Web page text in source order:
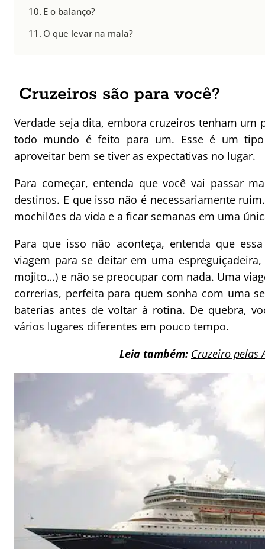
E o balanço?
O que levar na mala?
Cruzeiros são para você?
Verdade seja dita, embora cruzeiros tenham
todo mundo é feito para um. Esse é um
aproveitar bem se tiver as expectativas no lugar.
Para começar, entenda que você vai passar
destinos. E que isso não é necessariamente
mochilões da vida e a ficar semanas em uma
Para que isso não aconteça, entenda que
viagem para se deitar em uma
mojito…) e não se preocupar com nada. Uma
correrias, perfeita para quem sonha com uma
baterias antes de voltar à rotina. De quebra,
vários lugares diferentes em pouco tempo.
Leia também: Cruzeiro pelas